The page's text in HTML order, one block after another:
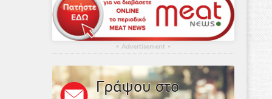
▴ Advertisement ▴